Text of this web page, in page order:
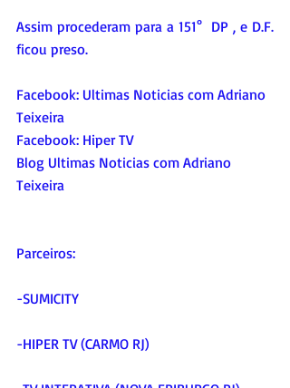
Assim procederam para a 151°  DP , e D.F.
ficou preso.
Facebook: Ultimas Noticias com Adriano
Teixeira
Facebook: Hiper TV
Blog Ultimas Noticias com Adriano
Teixeira
Parceiros:
-SUMICITY
-HIPER TV (CARMO RJ)